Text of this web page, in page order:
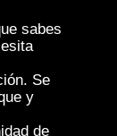
sabes
Se
y
de